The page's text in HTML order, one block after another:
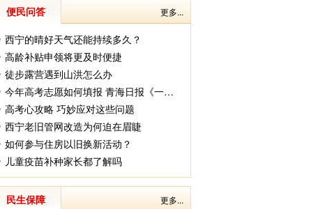
便民问答 更多...
西宁的晴好天气还能持续多久？
高龄补贴申领将更及时便捷
徒步露营遇到山洪怎么办
今年高考志愿如何填报 青海日报《一号演播室》邀请嘉宾解答
高考心攻略 巧妙应对这些问题
西宁老旧管网改造为何迫在眉睫
如何参与住房以旧换新活动？
儿童疫苗补种家长都了解吗
民生保障 更多...